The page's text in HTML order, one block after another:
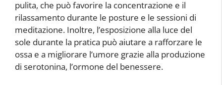
pulita, che può favorire la concentrazione e il
rilassamento durante le posture e le sessioni di
meditazione. Inoltre, l’esposizione alla luce del
sole durante la pratica può aiutare a rafforzare le
ossa e a migliorare l’umore grazie alla produzione
di serotonina, l’ormone del benessere.